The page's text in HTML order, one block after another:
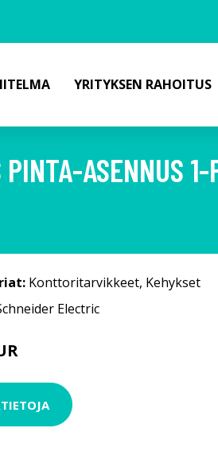
YRITYKSEN RAHOITUS
PINTA-ASENNUS
Konttoritarvikkeet, Kehykset
Electric